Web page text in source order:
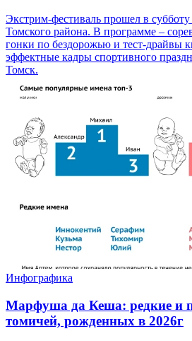
Экстрим-фестиваль прошел в субботу
Томского района. В программе –
гонки по бездорожью и тест-драйвы
эффектные кадры спортивного
Томск.
Инфографика
Марфуша да Кеша: редкие и
томичей, рожденных в 2026г